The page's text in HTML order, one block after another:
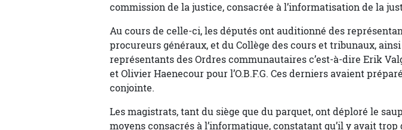
commission de la justice, consacrée à l’informatisation de la
Au cours de celle-ci, les députés ont auditionné des
procureurs généraux, et du Collège des cours et tribunaux,
représentants des Ordres communautaires c’est-à-dire Erik
et Olivier Haenecour pour l’O.B.F.G. Ces derniers avaient
conjointe.
Les magistrats, tant du siège que du parquet, ont déploré le
moyens consacrés à l’informatique, constatant qu’il y avait